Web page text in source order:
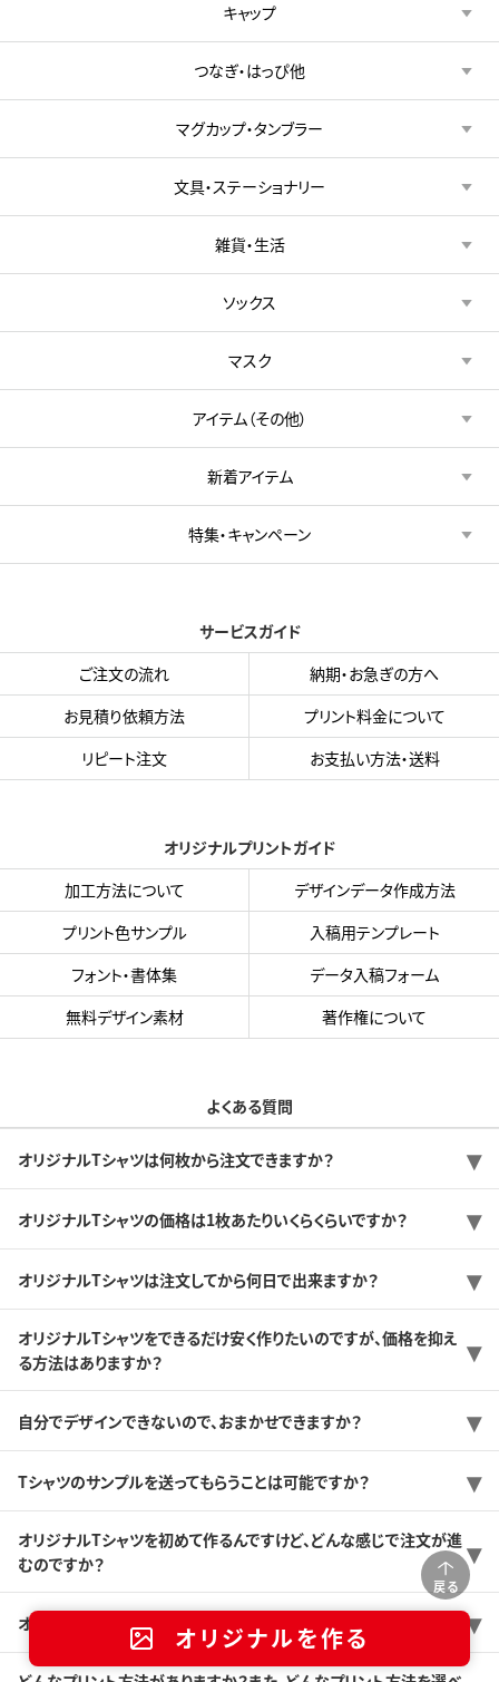
戻る
オリジナルを作る
キャップ
つなぎ・はっぴ他
マグカップ・タンブラー
文具・ステーショナリー
雑貨・生活
ソックス
マスク
アイテム（その他）
新着アイテム
特集・キャンペーン
サービスガイド
ご注文の流れ
納期・お急ぎの方へ
お見積り依頼方法
プリント料金について
リピート注文
お支払い方法・送料
オリジナルプリントガイド
加工方法について
デザインデータ作成方法
プリント色サンプル
入稿用テンプレート
フォント・書体集
データ入稿フォーム
無料デザイン素材
著作権について
よくある質問
オリジナルTシャツは何枚から注文できますか？
オリジナルTシャツの価格は1枚あたりいくらくらいですか？
オリジナルTシャツは注文してから何日で出来ますか？
オリジナルTシャツをできるだけ安く作りたいのですが、価格を抑え
る方法はありますか？
自分でデザインできないので、おまかせできますか？
Tシャツのサンプルを送ってもらうことは可能ですか？
オリジナルTシャツを初めて作るんですけど、どんな感じで注文が進
むのですか？
オリジナルTシャツをつくるときのおすすめの商品はどれですか？